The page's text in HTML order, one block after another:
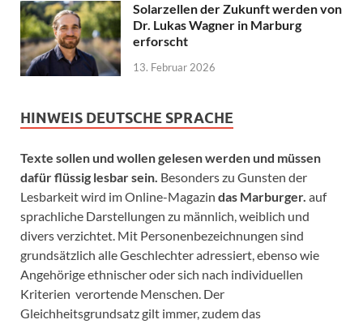
Solarzellen der Zukunft werden von
Dr. Lukas Wagner in Marburg
erforscht
13. Februar 2026
HINWEIS DEUTSCHE SPRACHE
Texte sollen und wollen gelesen werden und müssen
dafür flüssig lesbar sein. Besonders zu Gunsten der
Lesbarkeit wird im Online-Magazin das Marburger. auf
sprachliche Darstellungen zu männlich, weiblich und
divers verzichtet. Mit Personenbezeichnungen sind
grundsätzlich alle Geschlechter adressiert, ebenso wie
Angehörige ethnischer oder sich nach individuellen
Kriterien verortende Menschen. Der
Gleichheitsgrundsatz gilt immer, zudem das